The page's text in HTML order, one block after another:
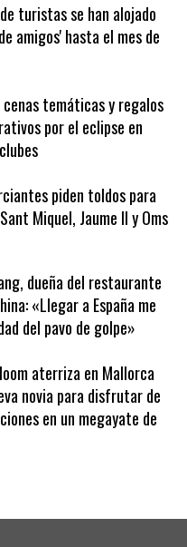
turistas se han alojado
amigos' hasta el mes de
cenas temáticas y regalos
por el eclipse en
piden toldos para
Miquel, Jaume II y Oms
dueña del restaurante
«Llegar a España me
del pavo de golpe»
aterriza en Mallorca
novia para disfrutar de
en un megayate de